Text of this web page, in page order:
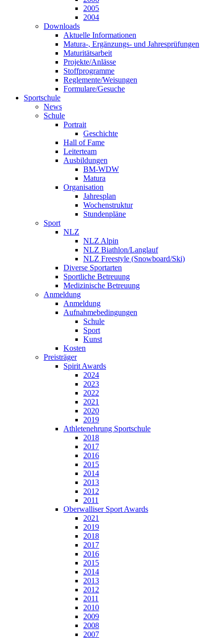
2005
2004
Downloads
Aktuelle Informationen
Matura-, Ergänzungs- und Jahresprüfungen
Maturitätsarbeit
Projekte/Anlässe
Stoffprogramme
Reglemente/Weisungen
Formulare/Gesuche
Sportschule
News
Schule
Portrait
Geschichte
Hall of Fame
Leiterteam
Ausbildungen
BM-WDW
Matura
Organisation
Jahresplan
Wochenstruktur
Stundenpläne
Sport
NLZ
NLZ Alpin
NLZ Biathlon/Langlauf
NLZ Freestyle (Snowboard/Ski)
Diverse Sportarten
Sportliche Betreuung
Medizinische Betreuung
Anmeldung
Anmeldung
Aufnahmebedingungen
Schule
Sport
Kunst
Kosten
Preisträger
Spirit Awards
2024
2023
2022
2021
2020
2019
Athletenehrung Sportschule
2018
2017
2016
2015
2014
2013
2012
2011
Oberwalliser Sport Awards
2021
2019
2018
2017
2016
2015
2014
2013
2012
2011
2010
2009
2008
2007